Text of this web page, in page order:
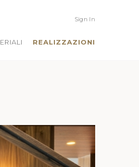
Sign In
REALIZZAZIONI